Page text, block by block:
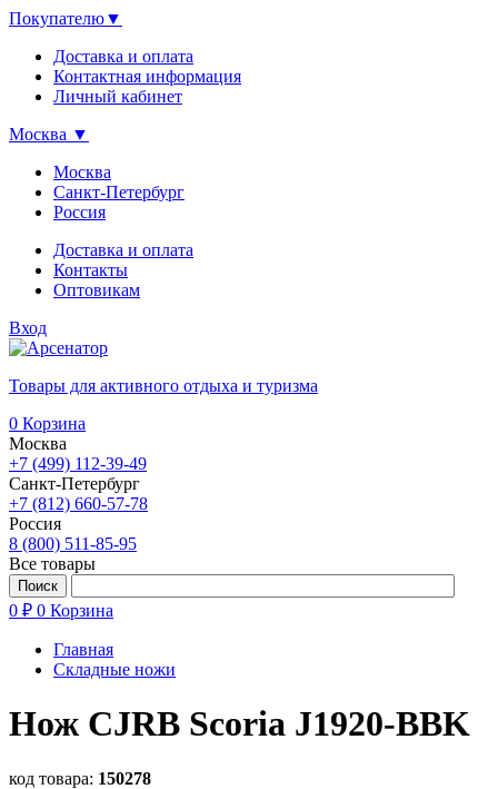
Покупателю▼
Доставка и оплата
Контактная информация
Личный кабинет
Москва ▼
Москва
Санкт-Петербург
Россия
Доставка и оплата
Контакты
Оптовикам
Вход
Товары для активного отдыха и туризма
0 Корзина
Москва
+7 (499) 112-39-49
Санкт-Петербург
+7 (812) 660-57-78
Россия
8 (800) 511-85-95
Все товары
0 ₽ 0 Корзина
Главная
Складные ножи
Нож CJRB Scoria J1920-BBK
код товара: 150278